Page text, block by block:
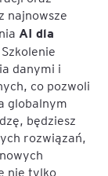
najnowsze
AI dla
danymi i
co pozwoli
globalnym
będziesz
rozwiązań,
nie tylko